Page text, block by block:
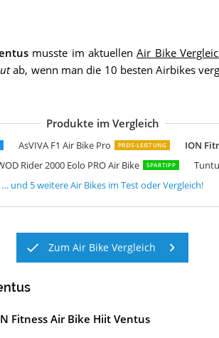
musste im aktuellenAir Bike
ab, wenn man die 10 besten Airbikes
Produkte im Vergleich
AsVIVA F1 Air Bike Pro PREIS-LEISTUNG
ION
Rider 2000 Eolo PRO Air Bike
SPARTIPP
Flow Fitness Airbike A1i
Atletica MagnaBike AirBike
Movo AirBike Pro Airbike
Eryntix Air Bike
Maxxus AirBike
… und 5weitereAir Bikes im Test oder Vergleich!
Zum Air Bike Vergleich
Fitness Air Bike Hiit Ventus